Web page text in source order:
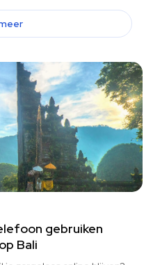
gebruiken
Bali